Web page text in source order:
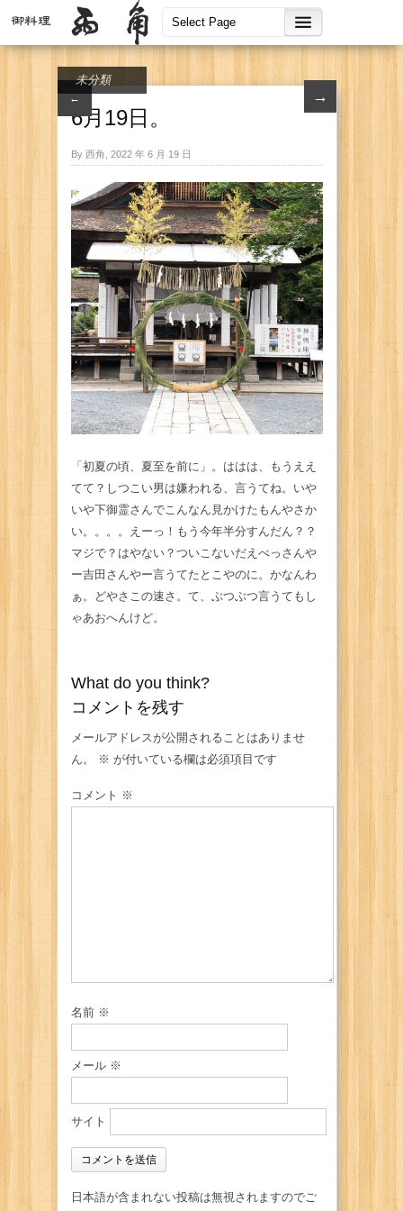
← →
未分類
6月19日。
By 西角, 2022 年 6 月 19 日
「初夏の頃、夏至を前に」。ははは、もうええ
てて？しつこい男は嫌われる、言うてね。いや
いや下御霊さんでこんなん見かけたもんやさか
い。。。。えーっ！もう今年半分すんだん？？
マジで？はやない？ついこないだえべっさんや
ー吉田さんやー言うてたとこやのに。かなんわ
ぁ。どやさこの速さ。て、ぶつぶつ言うてもし
ゃあおへんけど。
What do you think?
コメントを残す
メールアドレスが公開されることはありませ
ん。
※ が付いている欄は必須項目です
コメント ※
名前 ※
メール ※
サイト
日本語が含まれない投稿は無視されますのでご